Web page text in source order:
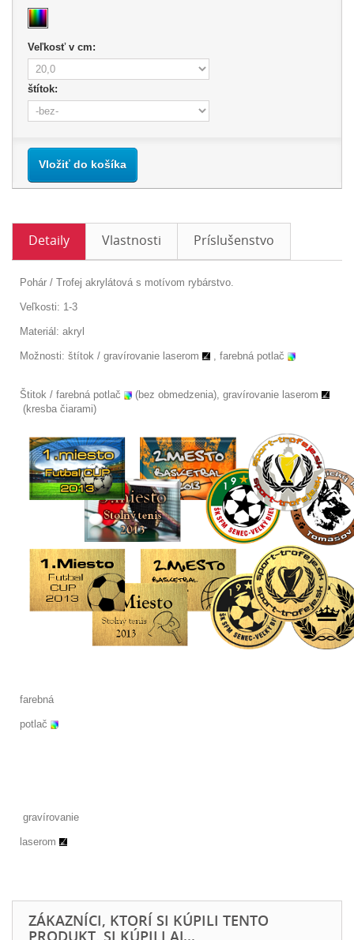
Veľkosť v cm:
štítok:
Vložiť do košíka
Detaily Vlastnosti Príslušenstvo
Pohár / Trofej akrylátová s motívom rybárstvo.
Veľkosti: 1-3
Materiál: akryl
Možnosti: štítok / gravírovanie laserom , farebná potlač
Štitok / farebná potlač
(bez obmedzenia), gravírovanie laserom
(kresba čiarami)
farebná
potlač
gravírovanie
laserom
ZÁKAZNÍCI, KTORÍ SI KÚPILI TENTO
PRODUKT, SI KÚPILI AJ...